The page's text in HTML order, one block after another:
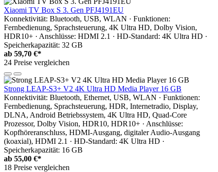
Xiaomi TV Box S 3. Gen PFJ4191EU
Konnektivität: Bluetooth, USB, WLAN · Funktionen:
Fernbedienung, Sprachsteuerung, 4K Ultra HD, Dolby Vision,
HDR10+ · Anschlüsse: HDMI 2.1 · HD-Standard: 4K Ultra HD ·
Speicherkapazität: 32 GB
ab 59,70 €*
24 Preise vergleichen
Strong LEAP-S3+ V2 4K Ultra HD Media Player 16 GB
Konnektivität: Bluetooth, Ethernet, USB, WLAN · Funktionen:
Fernbedienung, Sprachsteuerung, HDR, Internetradio, Display,
DLNA, Android Betriebssystem, 4K Ultra HD, Quad-Core
Prozessor, Dolby Vision, HDR10, HDR10+ · Anschlüsse:
Kopfhöreranschluss, HDMI-Ausgang, digitaler Audio-Ausgang
(koaxial), HDMI 2.1 · HD-Standard: 4K Ultra HD ·
Speicherkapazität: 16 GB
ab 55,00 €*
18 Preise vergleichen